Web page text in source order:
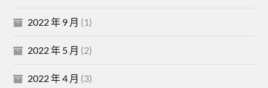
2022 年 9 月 (1)
2022 年 5 月 (2)
2022 年 4 月 (3)